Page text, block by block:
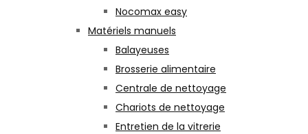
Nocomax easy
Matériels manuels
Balayeuses
Brosserie alimentaire
Centrale de nettoyage
Chariots de nettoyage
Entretien de la vitrerie